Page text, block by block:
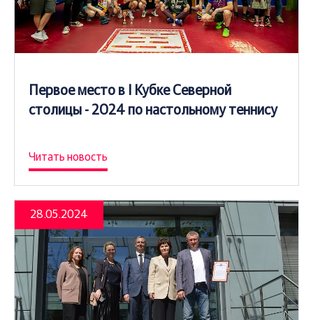
Первое место в I Кубке Северной
столицы - 2024 по настольному теннису
Читать новость
28.05.2024